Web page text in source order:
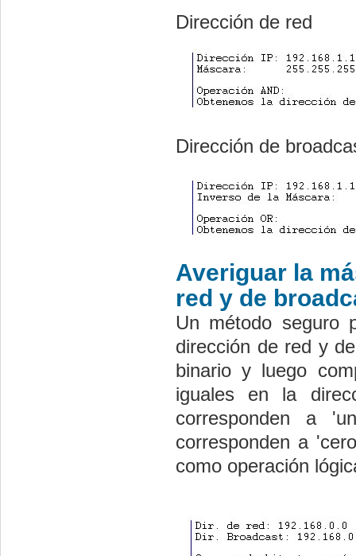
Dirección de red
Dirección de
Averiguar la
red y de
Un método seguro
dirección de red y
binario y luego
iguales en la
corresponden a
corresponden a
como operación